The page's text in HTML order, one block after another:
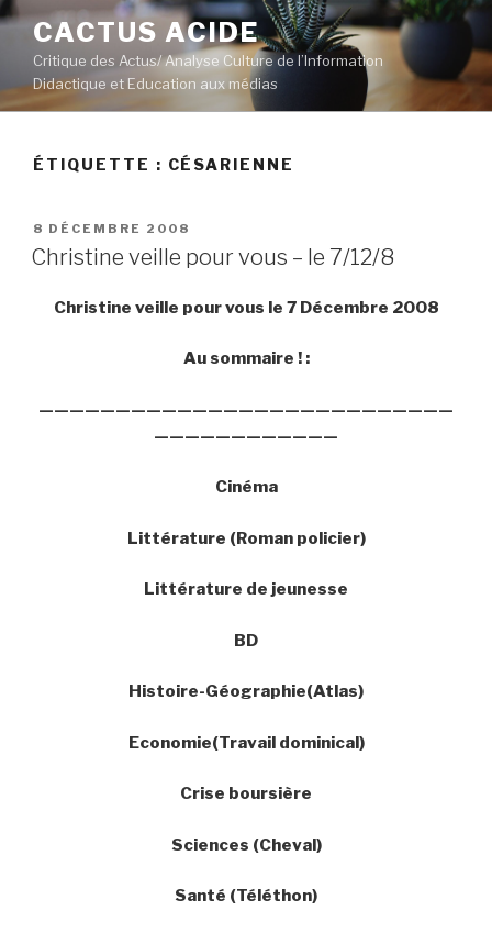
Aller
contenu
principal
CACTUS ACIDE
Critique des Actus/ Analyse Culture de l’Information
Didactique et Education aux médias
ÉTIQUETTE : CÉSARIENNE
PUBLIÉ
LE
8 DÉCEMBRE 2008
Christine veille pour vous – le 7/12/8
Christine veille pour vous le 7 Décembre 2008
Au sommaire ! :
———————————————————————————
————————————
Cinéma
Littérature (Roman policier)
Littérature de jeunesse
BD
Histoire-Géographie(Atlas)
Economie(Travail dominical)
Crise boursière
Sciences (Cheval)
Santé (Téléthon)